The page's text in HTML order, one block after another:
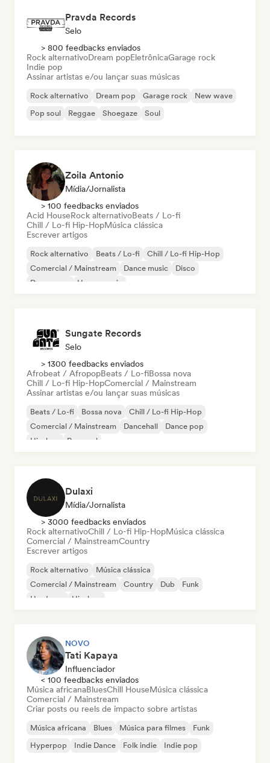
Pravda Records
Selo
> 800 feedbacks enviados
Rock alternativoDream popEletrônicaGarage rock
Indie pop
Assinar artistas e/ou lançar suas músicas
Rock alternativo Dream pop Garage rock
New wave
Pop soul
Reggae Shoegaze Soul
Zoila Antonio
Mídia/Jornalista
> 100 feedbacks enviados
Acid HouseRock alternativoBeats / Lo-fi
Chill / Lo-fi Hip-HopMúsica clássica
Escrever artigos
Rock alternativo Beats / Lo-fi
Chill / Lo-fi Hip-Hop
Comercial / Mainstream
Dance music
Disco
Dream pop
House music
Sungate Records
Selo
> 1300 feedbacks enviados
Afrobeat / AfropopBeats / Lo-fiBossa nova
Chill / Lo-fi Hip-HopComercial / Mainstream
Assinar artistas e/ou lançar suas músicas
Beats / Lo-fi Bossa nova
Chill / Lo-fi Hip-Hop
Comercial / Mainstream
Dancehall
Dance pop
Hip-hop
Pop soul
Dulaxi
Mídia/Jornalista
> 3000 feedbacks enviados
Rock alternativoChill / Lo-fi Hip-HopMúsica clássica
Comercial / MainstreamCountry
Escrever artigos
Rock alternativo
Música clássica
Comercial / Mainstream
Country Dub
Funk
Hardcore
Hip-hop
NOVO
Tati Kapaya
Influenciador
< 100 feedbacks enviados
Música africanaBluesChill HouseMúsica clássica
Comercial / Mainstream
Criar posts ou reels de impacto sobre artistas
Música africana Blues Música para filmes
Funk
Hyperpop
Indie Dance Folk indie Indie pop